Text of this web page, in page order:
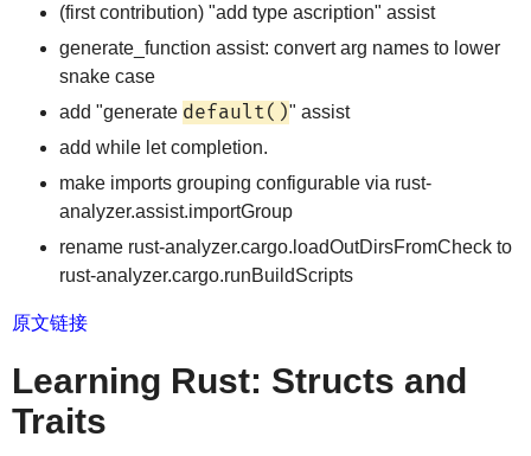
(first contribution) "add type ascription" assist
generate_function assist: convert arg names to lower
snake case
add "generate default()" assist
add while let completion.
make imports grouping configurable via rust-
analyzer.assist.importGroup
rename rust-analyzer.cargo.loadOutDirsFromCheck to
rust-analyzer.cargo.runBuildScripts
原文链接
Learning Rust: Structs and
Traits